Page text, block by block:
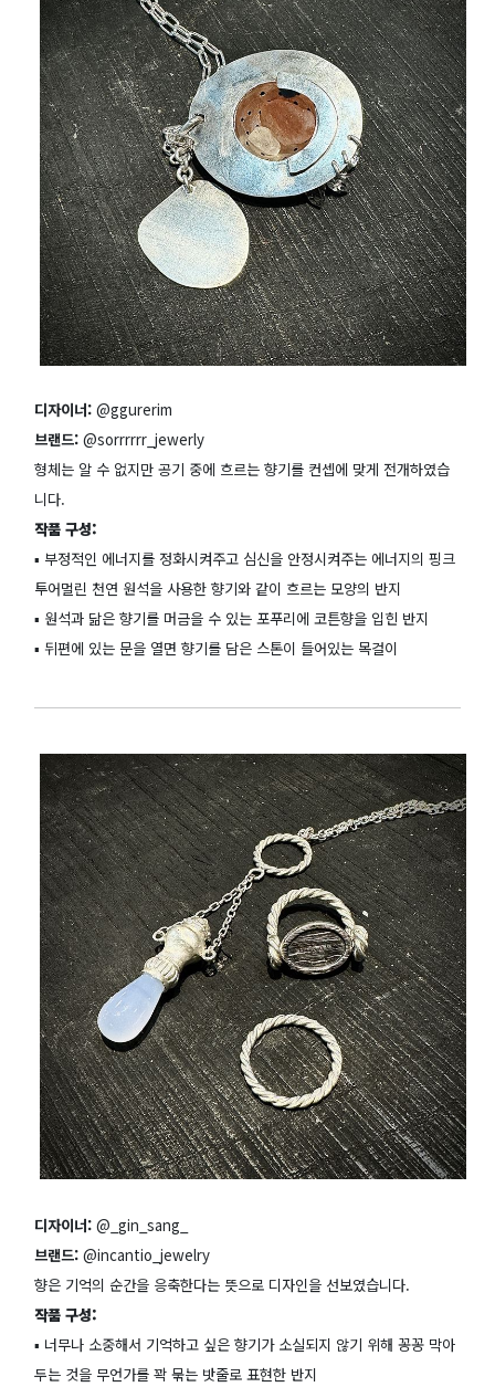
디자이너: @ggurerim
브랜드: @sorrrrrr_jewerly
형체는 알 수 없지만 공기 중에 흐르는 향기를 컨셉에 맞게 전개하였습
니다.
작품 구성:
▪️ 부정적인 에너지를 정화시켜주고 심신을 안정시켜주는 에너지의 핑크
투어멀린 천연 원석을 사용한 향기와 같이 흐르는 모양의 반지
▪️ 원석과 닮은 향기를 머금을 수 있는 포푸리에 코튼향을 입힌 반지
▪️ 뒤편에 있는 문을 열면 향기를 담은 스톤이 들어있는 목걸이
디자이너: @_gin_sang_
브랜드: @incantio_jewelry
향은 기억의 순간을 응축한다는 뜻으로 디자인을 선보였습니다.
작품 구성:
▪️ 너무나 소중해서 기억하고 싶은 향기가 소실되지 않기 위해 꽁꽁 막아
두는 것을 무언가를 꽉 묶는 밧줄로 표현한 반지